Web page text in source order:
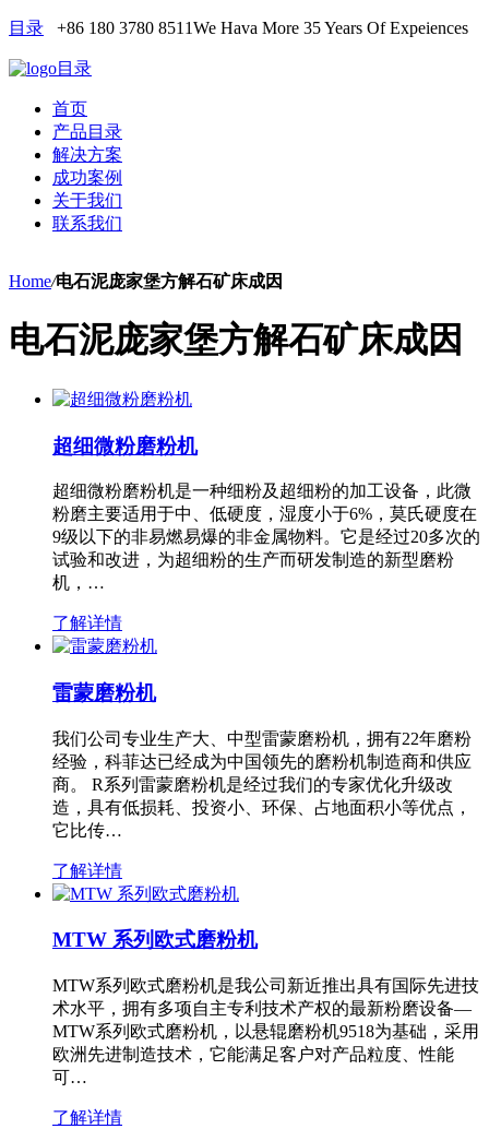
目录 +86 180 3780 8511We Hava More 35 Years Of Expeiences
目录
首页
产品目录
解决方案
成功案例
关于我们
联系我们
Home/电石泥庞家堡方解石矿床成因
电石泥庞家堡方解石矿床成因
超细微粉磨粉机
超细微粉磨粉机是一种细粉及超细粉的加工设备，此微
粉磨主要适用于中、低硬度，湿度小于6%，莫氏硬度在
9级以下的非易燃易爆的非金属物料。它是经过20多次的
试验和改进，为超细粉的生产而研发制造的新型磨粉
机，…
了解详情
雷蒙磨粉机
我们公司专业生产大、中型雷蒙磨粉机，拥有22年磨粉
经验，科菲达已经成为中国领先的磨粉机制造商和供应
商。 R系列雷蒙磨粉机是经过我们的专家优化升级改
造，具有低损耗、投资小、环保、占地面积小等优点，
它比传…
了解详情
MTW 系列欧式磨粉机
MTW系列欧式磨粉机是我公司新近推出具有国际先进技
术水平，拥有多项自主专利技术产权的最新粉磨设备—
MTW系列欧式磨粉机，以悬辊磨粉机9518为基础，采用
欧洲先进制造技术，它能满足客户对产品粒度、性能
可…
了解详情